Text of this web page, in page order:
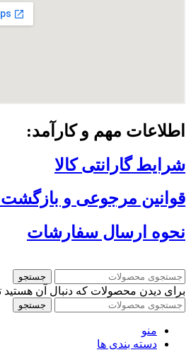
اطلاعات مهم و کارآمد:
شرایط گارانتی کالا
قوانین مرجوعی و بازگشت
نحوه ارسال سفارشات
جستجو
برای دیدن محصولات که دنبال آن هستید
جستجو
منو
دسته بندی ها